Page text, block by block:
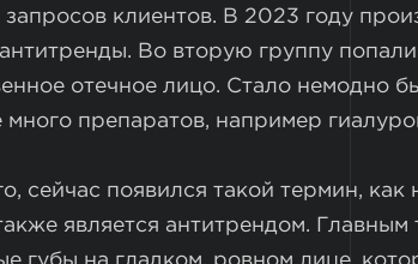
запросов клиентов. В 2023 году
Во вторую группу
отечное лицо. Стало немодно
много препаратов, например
сейчас появился такой термин, как
является антитрендом. Главным
губы на гладком, ровном лице,